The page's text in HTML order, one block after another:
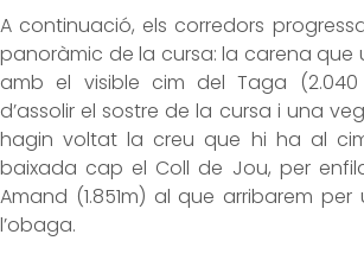
A continuació, els corredors
panoràmic de la cursa: la carena que
amb el visible cim del Taga (2.040
d’assolir el sostre de la cursa i una
hagin voltat la creu que hi ha al
baixada cap el Coll de Jou, per
Amand (1.851m) al que arribarem
l’obaga.